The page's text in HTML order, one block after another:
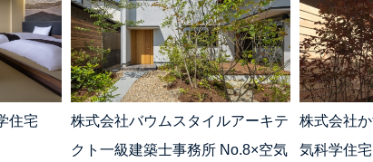
住宅
株式会社バウムスタイルアーキテ
クト一級建築士事務所 No.8×空気
株式会社
気科学住宅